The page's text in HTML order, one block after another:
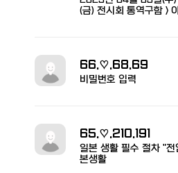
(금) 전시회 통역구함 >
66.♡.68.69
비밀번호 입력
65.♡.210.191
일본 생활 필수 절차 "전
본생활